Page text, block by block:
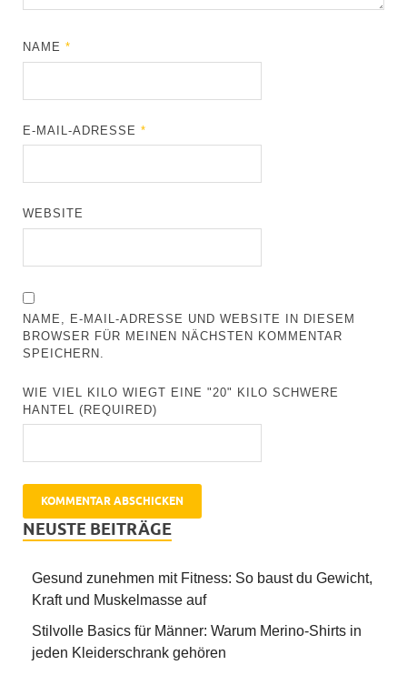
NAME*
E-MAIL-ADRESSE*
WEBSITE
NAME, E-MAIL-ADRESSE UND WEBSITE IN DIESEM
BROWSER FÜR MEINEN NÄCHSTEN KOMMENTAR
SPEICHERN.
WIE VIEL KILO WIEGT EINE "20" KILO SCHWERE
HANTEL (REQUIRED)
NEUSTE BEITRÄGE
Gesund zunehmen mit Fitness: So baust du Gewicht,
Kraft und Muskelmasse auf
Stilvolle Basics für Männer: Warum Merino-Shirts in
jeden Kleiderschrank gehören